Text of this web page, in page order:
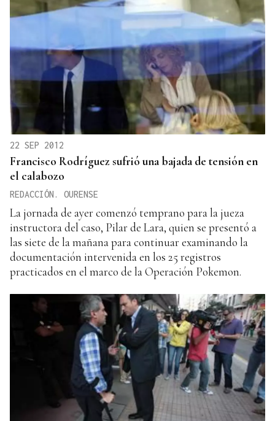
22 SEP 2012
Francisco Rodríguez sufrió una bajada de tensión en
el calabozo
REDACCIÓN. OURENSE
La jornada de ayer comenzó temprano para la jueza
instructora del caso, Pilar de Lara, quien se presentó a
las siete de la mañana para continuar examinando la
documentación intervenida en los 25 registros
practicados en el marco de la Operación Pokemon.